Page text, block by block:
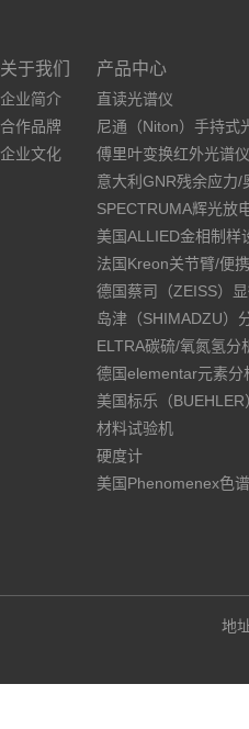
关于我们
企业简介
合作品牌
企业文化
产品中心
直读光谱仪
尼通（Niton）手持式
傅里叶变换红外光谱仪
意大利GNR残余应力/
SPECTRUMA辉光放
美国ALLIED金相制样
法国Kreon关节臂/便
德国蔡司（ZEISS）
岛津（SHIMADZU）
ELTRA碳硫/氧氮氢分
德国elementar元素分
美国标乐（
材料试验机
硬度计
美国Phenomenex色
地